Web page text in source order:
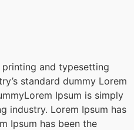
and typesetting
standard dummy Lorem
Ipsum is simply
industry. Lorem Ipsum has
Ipsum has been the